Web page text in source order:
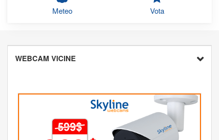
Meteo Vota
WEBCAM VICINE